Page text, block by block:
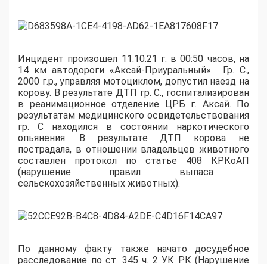
Инцидент произошел 11.10.21 г. в 00:50 часов, на
14 км автодороги «Аксай-Приуральный». Гр. С.,
2000 г.р., управляя мотоциклом, допустил наезд на
корову. В результате ДТП гр. С., госпитализирован
в реанимационное отделение ЦРБ г. Аксай. По
результатам медицинского освидетельствования
гр. С находился в состоянии наркотического
опьянения. В результате ДТП корова не
пострадала, в отношении владельцев животного
составлен протокол по статье 408 КРКоАП
(нарушение правил выпаса
сельскохозяйственных животных).
По данному факту также начато досудебное
расследование по ст. 345 ч. 2 УК РК (Нарушение